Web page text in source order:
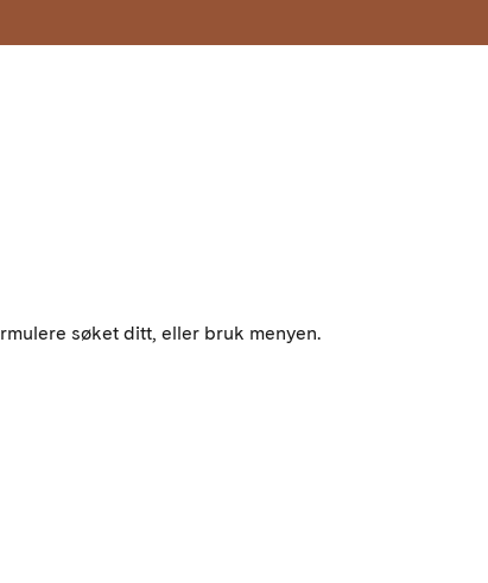
søket ditt, eller bruk menyen.